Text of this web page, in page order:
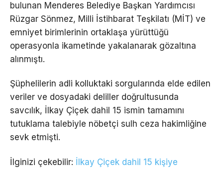
bulunan Menderes Belediye Başkan Yardımcısı
Rüzgar Sönmez, Milli İstihbarat Teşkilatı (MİT) ve
emniyet birimlerinin ortaklaşa yürüttüğü
operasyonla ikametinde yakalanarak gözaltına
alınmıştı.
Şüphelilerin adli kolluktaki sorgularında elde edilen
veriler ve dosyadaki deliller doğrultusunda
savcılık, İlkay Çiçek dahil 15 ismin tamamını
tutuklama talebiyle nöbetçi sulh ceza hakimliğine
sevk etmişti.
İlginizi çekebilir: İlkay Çiçek dahil 15 kişiye